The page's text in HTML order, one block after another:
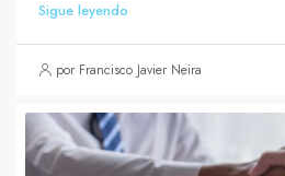
Sigue leyendo
por Francisco Javier Neira